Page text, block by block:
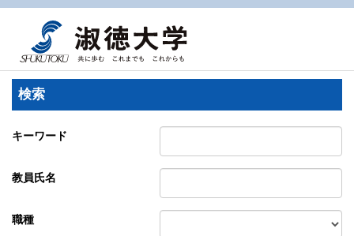
検索
キーワード
教員氏名
職種